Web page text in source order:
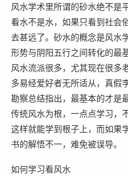
风水学术里所谓的砂水绝不是
看水不是水，如果只看到社会
去甚远了。砂水的概念是风水
形势与阴阳五行之间转化的最
风水流派很多，尤其现在很多
多易经爱好者无所适从，真假
勘察总结指出，最基本的才是
传统风水为根，一点点学习，
这样就能学到根子上，而如果
书的解悟不一，难免被误导。
如何学习看风水